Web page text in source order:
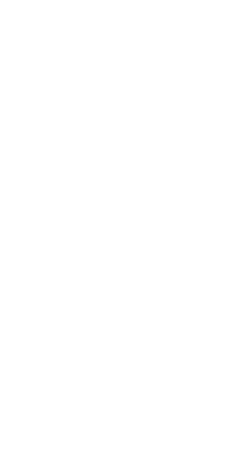
have a few
Dr. med.
there,
know how